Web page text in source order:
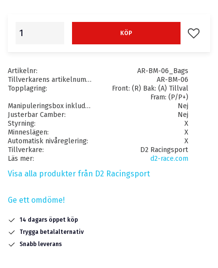
KÖP Lägg
Artikelnr
AR-BM-06_Bags
Tillverkarens artikelnummer
AR-BM-06
Topplagring
Front: (R) Bak: (A) Tillval
Fram: (P/P+)
Manipuleringsbox inkluderat
Nej
Justerbar Camber
Nej
Styrning
X
Minneslägen
X
Automatisk nivåreglering
X
Tillverkare
D2 Racingsport
Läs mer
d2-race.com
Visa alla produkter från D2 Racingsport
Ge ett omdöme!
14 dagars öppet köp
Trygga betalalternativ
Snabb leverans